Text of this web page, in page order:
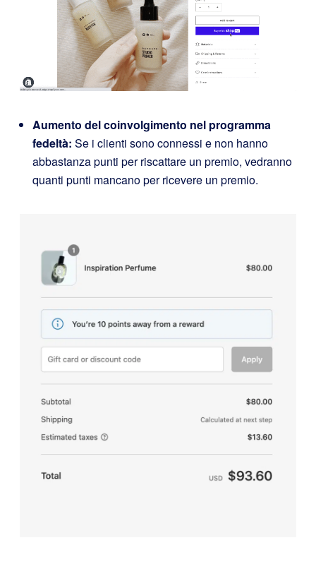
Aumento del coinvolgimento nel programma
fedeltà: Se i clienti sono connessi e non hanno
abbastanza punti per riscattare un premio, vedranno
quanti punti mancano per ricevere un premio.